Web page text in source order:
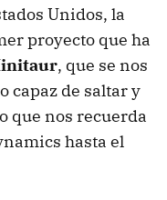
Unidos, la
proyecto que ha
, que se nos
capaz de saltar y
que nos recuerda
hasta el